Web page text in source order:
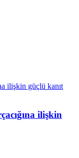
ilişkin